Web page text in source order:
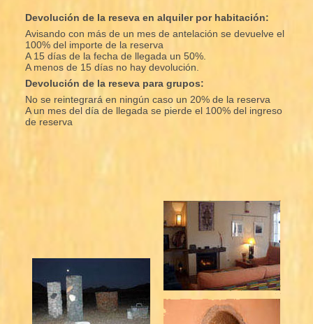
Devolución de la reseva en alquiler por habitación:
Avisando con más de un mes de antelación se devuelve el
100% del importe de la reserva
A 15 días de la fecha de llegada un 50%.
A menos de 15 días no hay devolución.
Devolución de la reseva para grupos:
No se reintegrará en ningún caso un 20% de la reserva
A un mes del día de llegada se pierde el 100% del ingreso
de reserva